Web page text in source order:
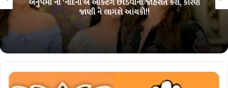
અનુપમા ની ‘નંદિની’એ એક્ટિંગ છોડવાની જાહેરાત કરી, કારણ
જાણી ને લાગશે આંચકો!!